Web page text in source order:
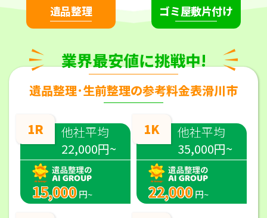
遺品整理 ゴミ屋敷片付け
業界最安値に挑戦中!
遺品整理･生前整理の参考料金表滑川市
1R
他社平均
22,000円~
15,000 円~
1K
他社平均
35,000円~
22,000 円~